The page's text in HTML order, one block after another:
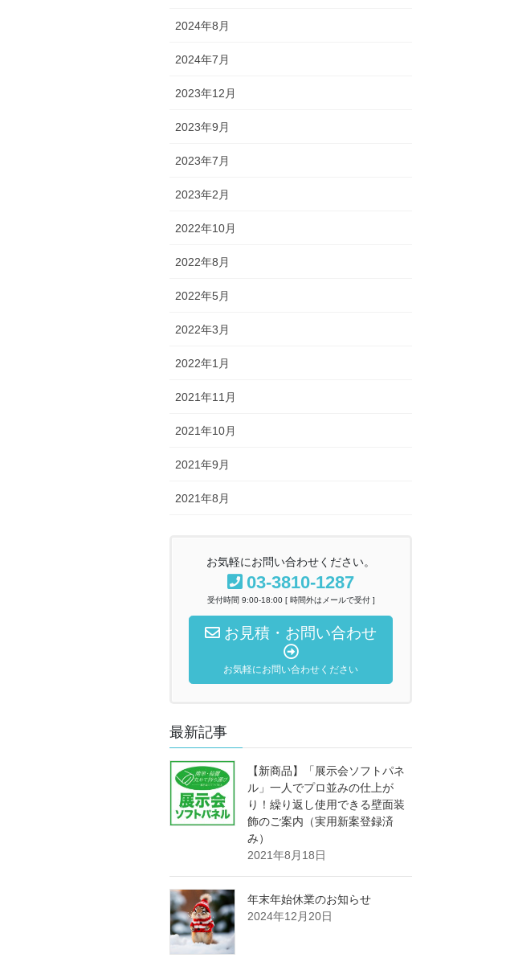
2024年8月
2024年7月
2023年12月
2023年9月
2023年7月
2023年2月
2022年10月
2022年8月
2022年5月
2022年3月
2022年1月
2021年11月
2021年10月
2021年9月
2021年8月
お気軽にお問い合わせください。
03-3810-1287
受付時間 9:00-18:00 [ 時間外はメールで受付 ]
お見積・お問い合わせ
お気軽にお問い合わせください
最新記事
【新商品】「展示会ソフトパネ
ル」一人でプロ並みの仕上が
り！繰り返し使用できる壁面装
飾のご案内（実用新案登録済
み）
2021年8月18日
年末年始休業のお知らせ
2024年12月20日